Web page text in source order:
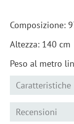
Composizione:
Altezza: 140 cm
Peso al metro
Caratteristiche
Recensioni